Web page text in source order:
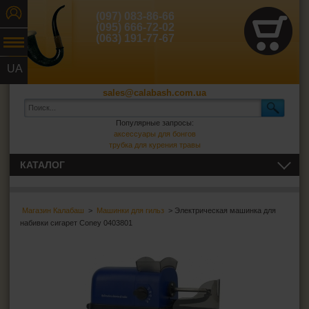
UA
(097) 083-86-66
(095) 666-72-02
(063) 191-77-67
sales@calabash.com.ua
Популярные запросы:
аксессуары для бонгов
трубка для курения травы
Магазин Калабаш > Машинки для гильз > Электрическая машинка для
набивки сигарет Coney 0403801
КАТАЛОГ
СИГАРЫ, СИГАРИЛЛЫ И ВСЁ ДЛЯ НИХ
Фильтры для самокруток